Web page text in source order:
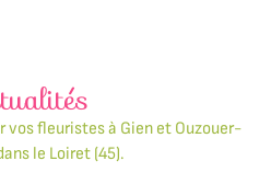
vos fleuristes à Gien et Ouzouer-
le Loiret (45).